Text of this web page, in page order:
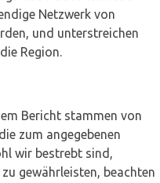
Netzwerk von
und unterstreichen
Region.
Bericht stammen von
zum angegebenen
wir bestrebt sind,
gewährleisten, beachten